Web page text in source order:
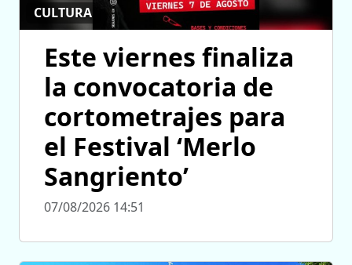
CULTURA
Este viernes finaliza
la convocatoria de
cortometrajes para
el Festival ‘Merlo
Sangriento’
07/08/2026 14:51